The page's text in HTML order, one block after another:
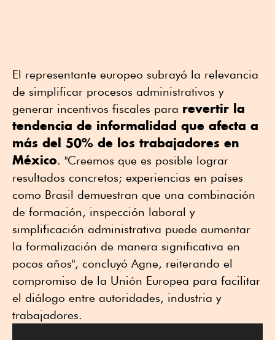
El representante europeo subrayó la relevancia
de simplificar procesos administrativos y
generar incentivos fiscales para revertir la
tendencia de informalidad que afecta a
más del 50% de los trabajadores en
México. "Creemos que es posible lograr
resultados concretos; experiencias en países
como Brasil demuestran que una combinación
de formación, inspección laboral y
simplificación administrativa puede aumentar
la formalización de manera significativa en
pocos años", concluyó Agne, reiterando el
compromiso de la Unión Europea para facilitar
el diálogo entre autoridades, industria y
trabajadores.